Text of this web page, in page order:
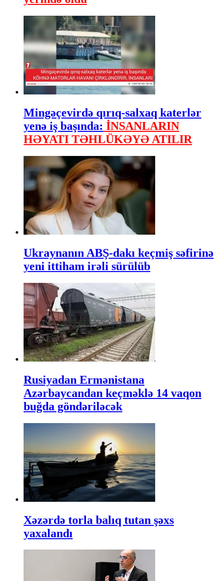
Mingəçevirdə qırıq-salxaq katerlər
yenə iş başında: İNSANLARIN
HƏYATI TƏHLÜKƏYƏ ATILIR
Ukraynanın ABŞ-dakı keçmiş səfirinə
yeni ittiham irəli sürülüb
Rusiyadan Ermənistana
Azərbaycandan keçməklə 14 vaqon
buğda göndəriləcək
Xəzərdə torla balıq tutan şəxs
yaxalandı